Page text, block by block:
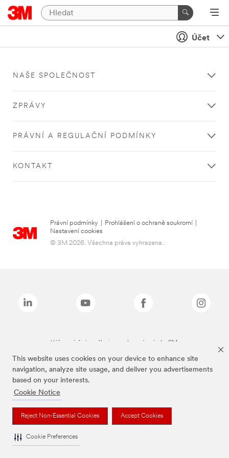
This website uses cookies on your device to enhance site
navigation, analyze site usage, and deliver you advertisements
based on your interests.
Cookie Notice
Reject Non-Essential Cookies Accept Cookies
Cookie Preferences
Účet
NAŠE SPOLEČNOST
ZPRÁVY
PRÁVNÍ A REGULAČNÍ PODMÍNKY
KONTAKT
Právní podmínky Prohlášení o ochraně soukromí
Nastavení cookies
© 3M 2026. Všechna práva vyhrazena..
Výše zmíněné značky jsou ochranné známky 3M.